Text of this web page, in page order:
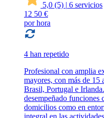
5,0 (5) | 6 servicios
12 50 €
por hora
4 han repetido
Profesional con amplia
mayores, con más de 15
Brasil, Portugal e
desempeñado funciones
domicilios como en